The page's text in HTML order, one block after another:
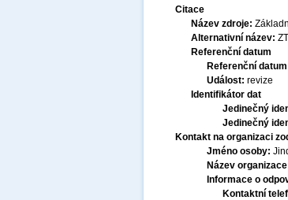
Citace
Název zdroje:
Alternativní název:
Referenční datum
Referenční
Událost: revize
Identifikátor dat
Jedinečný
Jedinečný
Kontakt na organizaci
Jméno osoby:
Název
Informace o
Kontaktní